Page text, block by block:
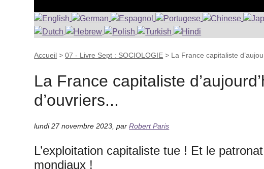
Accueil >07 - Livre Sept : SOCIOLOGIE > La France capitaliste
La France capitaliste
d’ouvriers...
lundi 27 novembre 2023 ,parRobert Paris
L’exploitation capitaliste tue ! Et le
mondiaux !